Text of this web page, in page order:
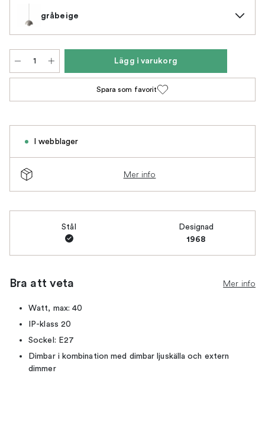
gråbeige
Lägg i varukorg
Spara som favorit
I webblager
Mer info
Stål Designad
1968
Bra att veta Mer info
Watt, max: 40
IP-klass 20
Sockel: E27
Dimbar i kombination med dimbar ljuskälla och extern
dimmer